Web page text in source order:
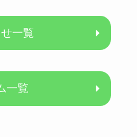
一覧
一覧